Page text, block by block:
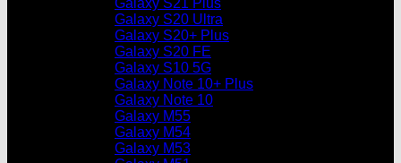
Galaxy S21 Plus
Galaxy S20 Ultra
Galaxy S20+ Plus
Galaxy S20 FE
Galaxy S10 5G
Galaxy Note 10+ Plus
Galaxy Note 10
Galaxy M55
Galaxy M54
Galaxy M53